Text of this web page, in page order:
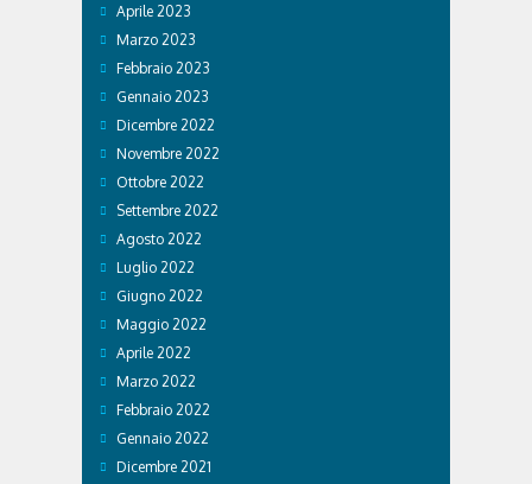
Aprile 2023
Marzo 2023
Febbraio 2023
Gennaio 2023
Dicembre 2022
Novembre 2022
Ottobre 2022
Settembre 2022
Agosto 2022
Luglio 2022
Giugno 2022
Maggio 2022
Aprile 2022
Marzo 2022
Febbraio 2022
Gennaio 2022
Dicembre 2021